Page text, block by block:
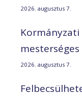
2026. augusztus 7.
2026. augusztus 7.